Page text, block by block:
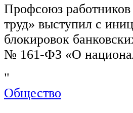
Профсоюз
труд» выступил с
блокировок
№ 161-ФЗ «О
"
Общество